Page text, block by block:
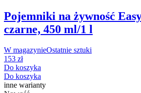
Pojemniki na żywność
czarne, 450 ml/1 l
W magazynieOstatnie sztuki
153 zł
Do koszyka
Do koszyka
inne warianty